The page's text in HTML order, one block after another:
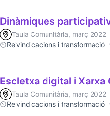
Dinàmiques
Taula Comunitària, març 2022
Reivindicacions i transformació
Escletxa digital i Xarxa
Taula Comunitària, març 2022
Reivindicacions i transformació